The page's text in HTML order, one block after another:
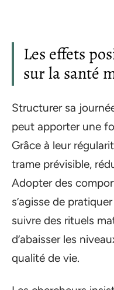
Les effets
sur la santé
Structurer sa
peut apporter une
Grâce à leur
trame prévisible,
Adopter des
s’agisse de
suivre des rituels
d’abaisser les
qualité de vie.